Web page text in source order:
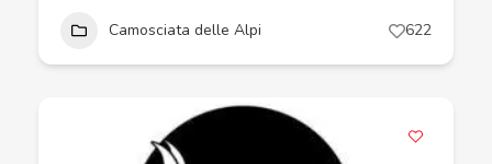
Camosciata delle Alpi 622